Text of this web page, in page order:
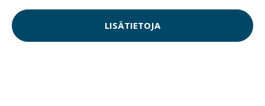
LISÄTIETOJA